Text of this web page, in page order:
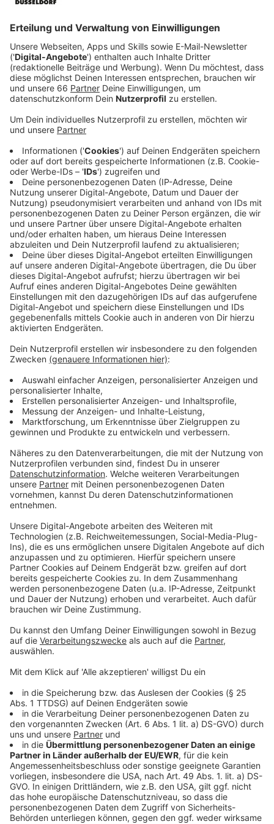
Anzeige
Doch es kommt für Seong noch schlimmer. Ein neues
Bewertungssystem wird eingeführt. Das sogenannte
‚Pyramid Game‘. Für die Person, die als unbeliebteste
haben. Seong steht vor der Wahl, davonzulaufen oder
Streaming-Dienst: Paramount+
Anzeige
Wir benötigen Ihre
Zustimmung, um den YouTube
Video-Service zu laden!
Wir verwenden einen Service eines
Drittanbieters, um Videoinhalte
einzubetten. Dieser Service kann
Daten zu Ihren Aktivitäten
sammeln. Bitte lesen Sie die
Details durch und stimmen Sie der
Nutzung des Service zu, um dieses
Video anzusehen.
Mehr Informationen
Akzeptieren
powered byUsercentrics Consent
Management Platform
Seong Su-ji ist täglichen brutalen Mobbingattacken
ausgesetzt und niemand scheint sich dafür zu
interessieren. Denn wer in der Pyramide unten steht,
hat keinerlei Unterstützung…
Anzeige
©Copyright: Paramount+
Seong hat es an der neuen Schule schwer. Und die
Pyramide wird es noch schlimmer machen...
Anzeige
werden fertig gemacht.
Anzeige
Anzeige